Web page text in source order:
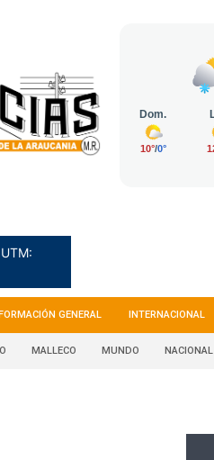
GENERAL INTERNACIONAL
MALLECO MUNDO NACIONAL